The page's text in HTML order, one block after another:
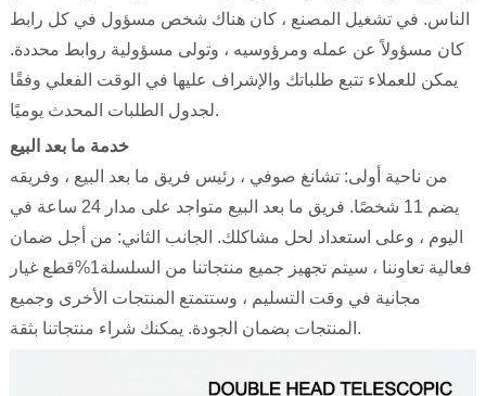
الناس. في تشغيل المصنع ، كان هناك شخص مسؤول في كل رابط
كان مسؤولاً عن عمله ومرؤوسيه ، وتولى مسؤولية روابط محددة.
يمكن للعملاء تتبع طلباتك والإشراف عليها في الوقت الفعلي وفقًا
لجدول الطلبات المحدث يوميًا.
خدمة ما بعد البيع
من ناحية أولى: تشانغ صوفي ، رئيس فريق ما بعد البيع ، وفريقه
يضم 11 شخصًا. فريق ما بعد البيع متواجد على مدار 24 ساعة في
اليوم ، وعلى استعداد لحل مشاكلك. الجانب الثاني: من أجل ضمان
فعالية تعاوننا ، سيتم تجهيز جميع منتجاتنا من السلسلة1%قطع غيار
مجانية في وقت التسليم ، وستتمتع المنتجات الأخرى وجميع
المنتجات بضمان الجودة. يمكنك شراء منتجاتنا بثقة.